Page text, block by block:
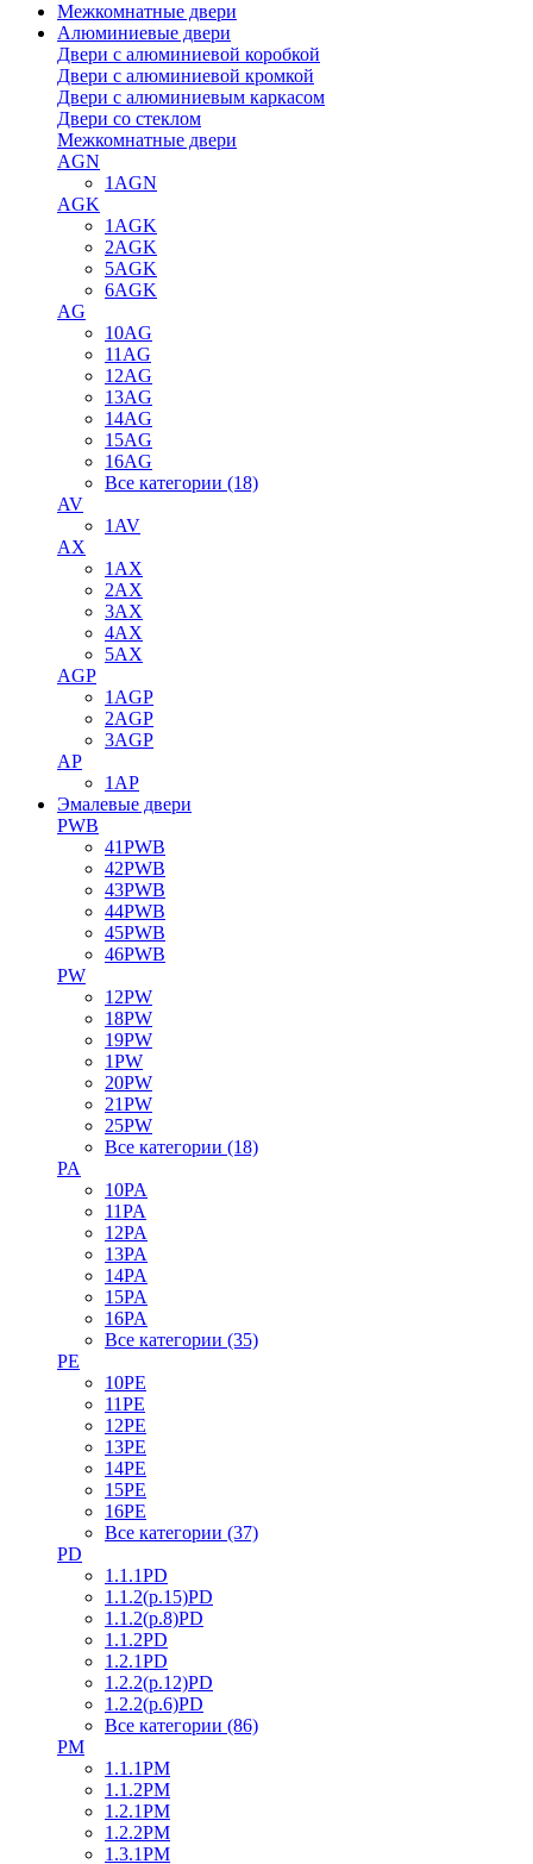
Межкомнатные двери
Алюминиевые двери
Двери с алюминиевой коробкой
Двери с алюминиевой кромкой
Двери с алюминиевым каркасом
Двери со стеклом
Межкомнатные двери
AGN
1AGN
AGK
1AGK
2AGK
5AGK
6AGK
AG
10AG
11AG
12AG
13AG
14AG
15AG
16AG
Все категории (18)
AV
1AV
AX
1AX
2AX
3AX
4AX
5AX
AGP
1AGP
2AGP
3AGP
AP
1AP
Эмалевые двери
PWB
41PWB
42PWB
43PWB
44PWB
45PWB
46PWB
PW
12PW
18PW
19PW
1PW
20PW
21PW
25PW
Все категории (18)
PA
10PA
11PA
12PA
13PA
14PA
15PA
16PA
Все категории (35)
PE
10PE
11PE
12PE
13PE
14PE
15PE
16PE
Все категории (37)
PD
1.1.1PD
1.1.2(р.15)PD
1.1.2(р.8)PD
1.1.2PD
1.2.1PD
1.2.2(р.12)PD
1.2.2(р.6)PD
Все категории (86)
PM
1.1.1PM
1.1.2PM
1.2.1PM
1.2.2PM
1.3.1PM